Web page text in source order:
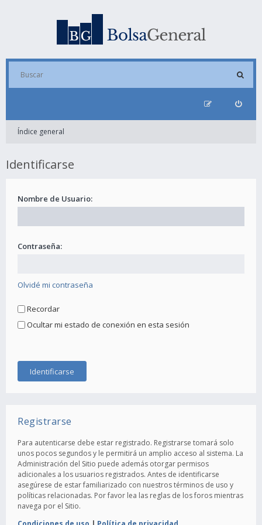
Índice general
Identificarse
Nombre de Usuario:
Contraseña:
Olvidé mi contraseña
Recordar
Ocultar mi estado de conexión en esta sesión
Registrarse
Para autenticarse debe estar registrado. Registrarse tomará solo
unos pocos segundos y le permitirá un amplio acceso al sistema. La
Administración del Sitio puede además otorgar permisos
adicionales a los usuarios registrados. Antes de identificarse
asegúrese de estar familiarizado con nuestros términos de uso y
políticas relacionadas. Por favor lea las reglas de los foros mientras
navega por el Sitio.